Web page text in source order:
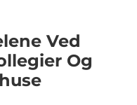
Ved
Og